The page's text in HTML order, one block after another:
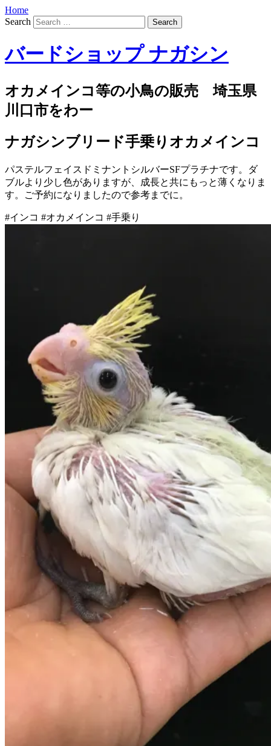
Home
Search
バードショップ ナガシン
オカメインコ等の小鳥の販売 埼玉県
川口市をわー
ナガシンブリード手乗りオカメインコ
パステルフェイスドミナントシルバーSFプラチナです。ダ
ブルより少し色がありますが、成長と共にもっと薄くなりま
す。ご予約になりましたので参考までに。
#インコ #オカメインコ #手乗り